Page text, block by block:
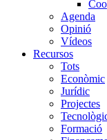
Agenda
Opinió
Vídeos
Recursos
Tots
Econòmic
Jurídic
Projectes
Formació